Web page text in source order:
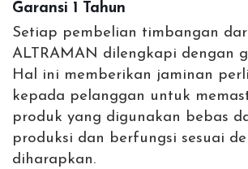
Garansi 1 Tahun
Setiap pembelian timbangan
ALTRAMAN dilengkapi dengan
Hal ini memberikan jaminan
kepada pelanggan untuk
produk yang digunakan bebas
produksi dan berfungsi sesuai
diharapkan.